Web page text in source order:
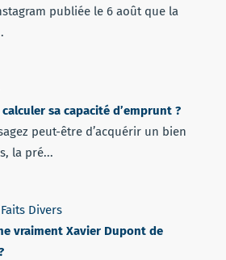
publiée le 6 août que la
sa capacité d’emprunt ?
peut-être d’acquérir un bien
la pré...
Faits Divers
vraiment Xavier Dupont de